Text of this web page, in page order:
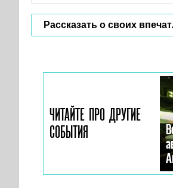
Рассказать о своих
ЧИТАЙТЕ ПРО ДРУГИЕ
СОБЫТИЯ